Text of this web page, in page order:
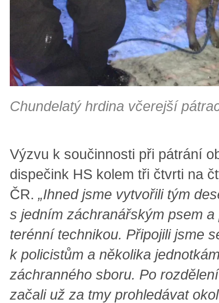
Chundelatý hrdina včerejší
Výzvu k součinnosti při pátrání
dispečink HS kolem tři čtvrti na
ČR. „Ihned jsme vytvořili tým
s jedním záchranářským psem a
terénní technikou. Připojili jsme
k policistům a několika
záchranného sboru. Po
začali už za tmy prohledávat